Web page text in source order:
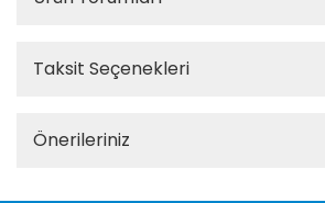
Taksit Seçenekleri
Önerileriniz